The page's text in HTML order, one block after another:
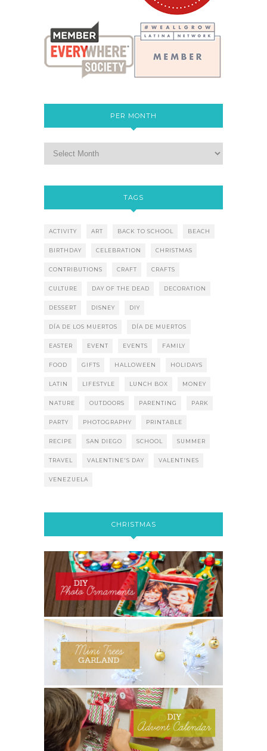
PER MONTH
TAGS
ACTIVITY ART BACK TO SCHOOL BEACH
BIRTHDAY CELEBRATION CHRISTMAS
CONTRIBUTIONS CRAFT CRAFTS
CULTURE DAY OF THE DEAD DECORATION
DESSERT DISNEY DIY
DÍA DE LOS MUERTOS DÍA DE MUERTOS
EASTER EVENT EVENTS FAMILY
FOOD GIFTS HALLOWEEN HOLIDAYS
LATIN LIFESTYLE LUNCH BOX MONEY
NATURE OUTDOORS PARENTING PARK
PARTY PHOTOGRAPHY PRINTABLE
RECIPE SAN DIEGO SCHOOL SUMMER
TRAVEL VALENTINE'S DAY VALENTINES
VENEZUELA
CHRISTMAS